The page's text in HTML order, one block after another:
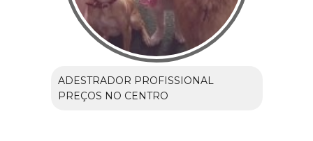
ADESTRADOR PROFISSIONAL
PREÇOS NO CENTRO